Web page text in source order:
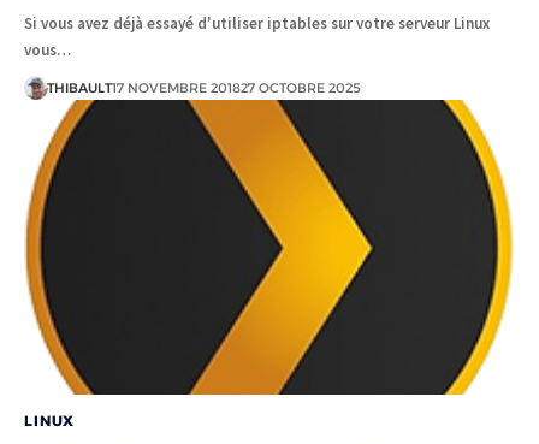
Si vous avez déjà essayé d'utiliser iptables sur votre serveur Linux
vous…
THIBAULT17 NOVEMBRE 201827 OCTOBRE 2025
LINUX